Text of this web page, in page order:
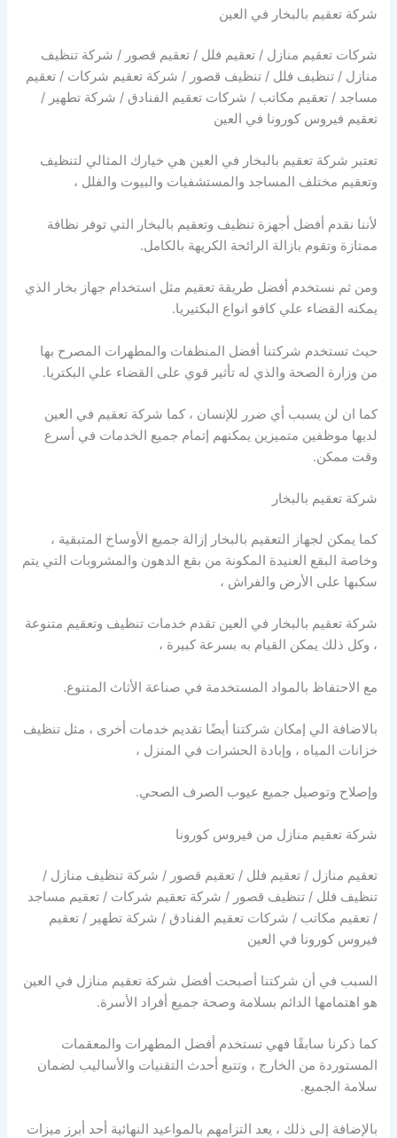
شركة تعقيم بالبخار في العين
شركات تعقيم منازل / تعقيم فلل / تعقيم قصور / شركة تنظيف
منازل / تنظيف فلل / تنظيف قصور / شركة تعقيم شركات / تعقيم
مساجد / تعقيم مكاتب / شركات تعقيم الفنادق / شركة تطهير /
تعقيم فيروس كورونا في العين
تعتبر شركة تعقيم بالبخار في العين هي خيارك المثالي لتنظيف
وتعقيم مختلف المساجد والمستشفيات والبيوت والفلل ،
لأننا نقدم أفضل أجهزة تنظيف وتعقيم بالبخار التي توفر نظافة
ممتازة وتقوم بازالة الرائحة الكريهة بالكامل.
ومن ثم نستخدم أفضل طريقة تعقيم مثل استخدام جهاز بخار الذي
يمكنه القضاء علي كافو انواع البكتيريا.
حيث تستخدم شركتنا أفضل المنظفات والمطهرات المصرح بها
من وزارة الصحة والذي له تأثير قوي على القضاء علي البكتريا.
كما ان لن يسبب أي ضرر للإنسان ، كما شركة تعقيم في العين
لديها موظفين متميزين يمكنهم إتمام جميع الخدمات في أسرع
وقت ممكن.
شركة تعقيم بالبخار
كما يمكن لجهاز التعقيم بالبخار إزالة جميع الأوساخ المتبقية ،
وخاصة البقع العنيدة المكونة من بقع الدهون والمشروبات التي يتم
سكبها على الأرض والفراش ،
شركة تعقيم بالبخار في العين تقدم خدمات تنظيف وتعقيم متنوعة
، وكل ذلك يمكن القيام به بسرعة كبيرة ،
مع الاحتفاظ بالمواد المستخدمة في صناعة الأثاث المتنوع.
بالاضافة الي إمكان شركتنا أيضًا تقديم خدمات أخرى ، مثل تنظيف
خزانات المياه ، وإبادة الحشرات في المنزل ،
وإصلاح وتوصيل جميع عيوب الصرف الصحي.
شركة تعقيم منازل من فيروس كورونا
تعقيم منازل / تعقيم فلل / تعقيم قصور / شركة تنظيف منازل /
تنظيف فلل / تنظيف قصور / شركة تعقيم شركات / تعقيم مساجد
/ تعقيم مكاتب / شركات تعقيم الفنادق / شركة تطهير / تعقيم
فيروس كورونا في العين
السبب في أن شركتنا أصبحت أفضل شركة تعقيم منازل في العين
هو اهتمامها الدائم بسلامة وصحة جميع أفراد الأسرة.
كما ذكرنا سابقًا فهي تستخدم أفضل المطهرات والمعقمات
المستوردة من الخارج ، وتتبع أحدث التقنيات والأساليب لضمان
سلامة الجميع.
بالإضافة إلى ذلك ، يعد التزامهم بالمواعيد النهائية أحد أبرز ميزات